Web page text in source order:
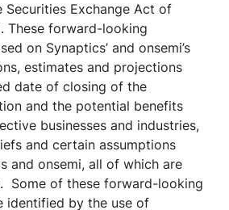
Securities Exchange Act of
These forward-looking
on Synaptics’ and onsemi’s
estimates and projections
date of closing of the
and the potential benefits
businesses and industries,
and certain assumptions
and onsemi, all of which are
Some of these forward-looking
identified by the use of